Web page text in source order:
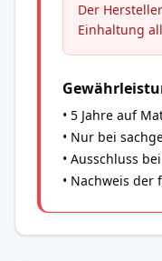
Der
Einhaltung
• 5 Jahre auf
• Nur bei
• Ausschluss
• Nachweis